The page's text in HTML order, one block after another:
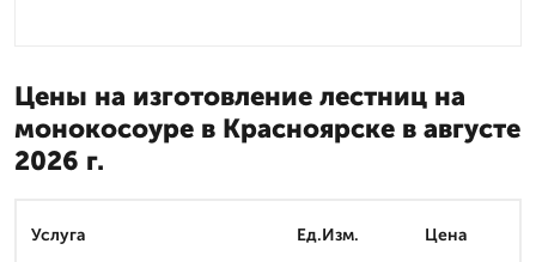
Цены на изготовление лестниц на
монокосоуре в Красноярске в августе
2026 г.
Услуга Ед.Изм. Цена